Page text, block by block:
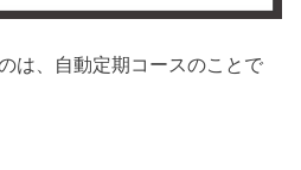
は、自動定期コースのことで